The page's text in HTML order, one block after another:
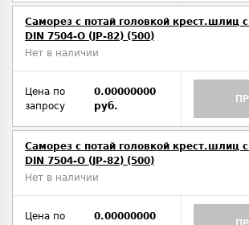
Саморез с потай головкой крест.шлиц
DIN 7504-O (JP-82) (500)
Нет в наличии
Цена по
запросу
0.00000000
руб.
Саморез с потай головкой крест.шлиц
DIN 7504-O (JP-82) (500)
Нет в наличии
Цена по
0.00000000